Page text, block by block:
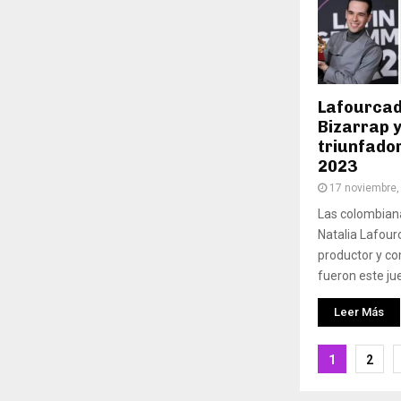
Bizarrap
2023
17
Las
Natalia
productor y
fueron este
Leer Más
1 2